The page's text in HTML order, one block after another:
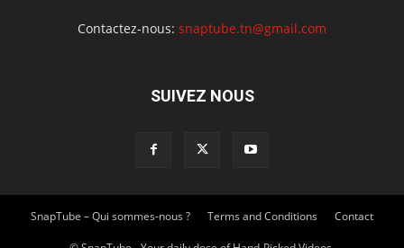
Contactez-nous: snaptube.tn@gmail.com
SUIVEZ NOUS
SnapTube – Qui sommes-nous ? Terms and Conditions Contact